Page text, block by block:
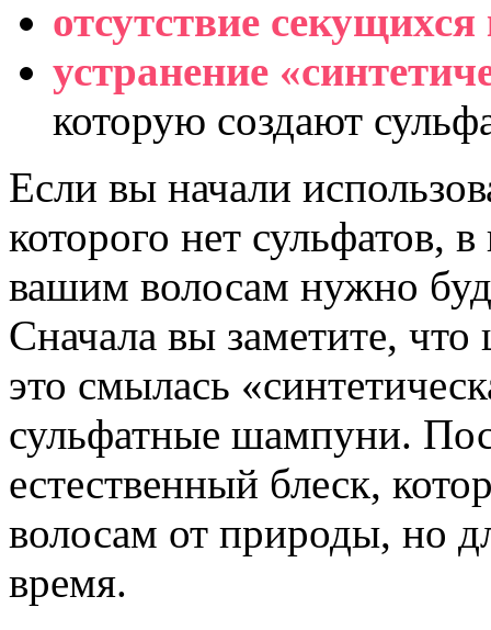
отсутствие
устранение
которую создают
Если вы начали
которого нет сульфатов,
вашим волосам нужно
Сначала вы заметите, что
это смылась
сульфатные шампуни.
естественный блеск,
волосам от природы, но
время.